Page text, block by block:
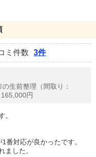
ミ件数 3件
生前整理（間取り：
円
。
番対応が良かったです。
ました。